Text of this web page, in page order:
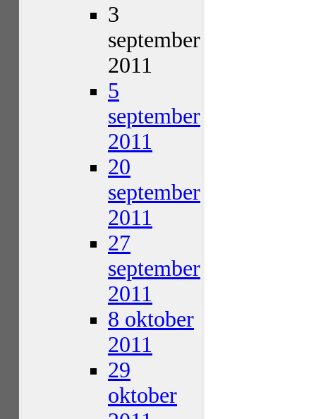
3
september
2011
5
september
2011
20
september
2011
27
september
2011
8 oktober
2011
29
oktober